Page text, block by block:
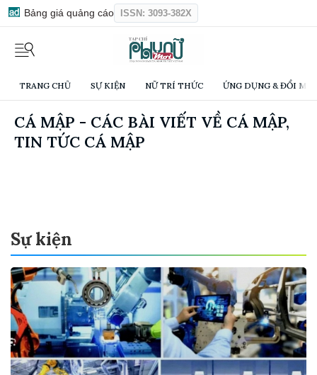
Bảng giá quảng cáo ISSN: 3093-382X
TRANG CHỦ SỰ KIỆN NỮ TRÍ THỨC ỨNG DỤNG & ĐỔI
CÁ MẬP - CÁC BÀI VIẾT VỀ CÁ MẬP,
TIN TỨC CÁ MẬP
Sự kiện